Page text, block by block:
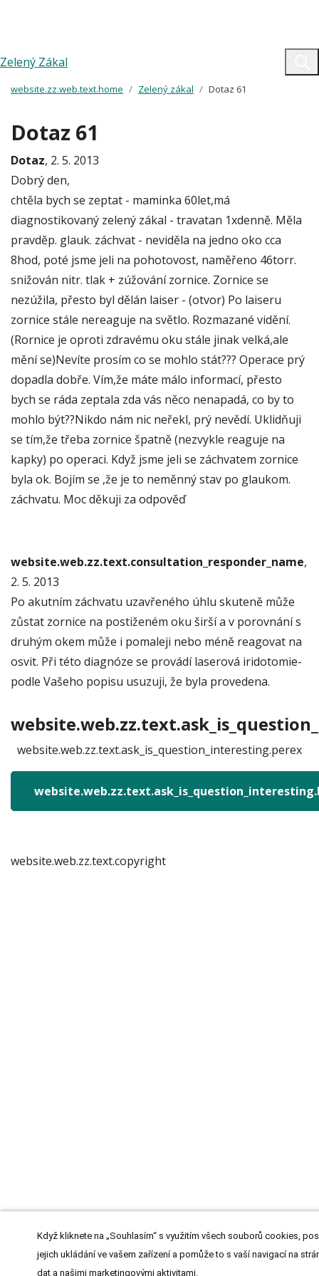
Zelený Zákal
website.zz.web.text.home Zelený zákal Dotaz 61
Dotaz 61
Dotaz, 2. 5. 2013
Dobrý den,
chtěla bych se zeptat - maminka 60let,má
diagnostikovaný zelený zákal - travatan 1xdenně. Měla
pravděp. glauk. záchvat - neviděla na jedno oko cca
8hod, poté jsme jeli na pohotovost, naměřeno 46torr.
snižován nitr. tlak + zúžování zornice. Zornice se
nezúžila, přesto byl dělán laiser - (otvor) Po laiseru
zornice stále nereaguje na světlo. Rozmazané vidění.
(Rornice je oproti zdravému oku stále jinak velká,ale
mění se)Nevíte prosím co se mohlo stát??? Operace prý
dopadla dobře. Vím,že máte málo informací, přesto
bych se ráda zeptala zda vás něco nenapadá, co by to
mohlo být??Nikdo nám nic neřekl, prý nevědí. Uklidňuji
se tím,že třeba zornice špatně (nezvykle reaguje na
kapky) po operaci. Když jsme jeli se záchvatem zornice
byla ok. Bojím se ,že je to neměnný stav po glaukom.
záchvatu. Moc děkuji za odpověď
website.web.zz.text.consultation_responder_name,
2. 5. 2013
Po akutním záchvatu uzavřeného úhlu skuteně může
zůstat zornice na postiženém oku širší a v porovnání s
druhým okem může i pomaleji nebo méně reagovat na
osvit. Při této diagnóze se provádí laserová iridotomie-
podle Vašeho popisu usuzuji, že byla provedena.
website.web.zz.text.ask_is_question_interesting.perex
website.web.zz.text.copyright
Když kliknete na „Souhlasím“ s využitím všech souborů cookies,
jejich ukládání ve vašem zařízení a pomůže to s vaší navigací na
dat a našimi marketingovými aktivitami.